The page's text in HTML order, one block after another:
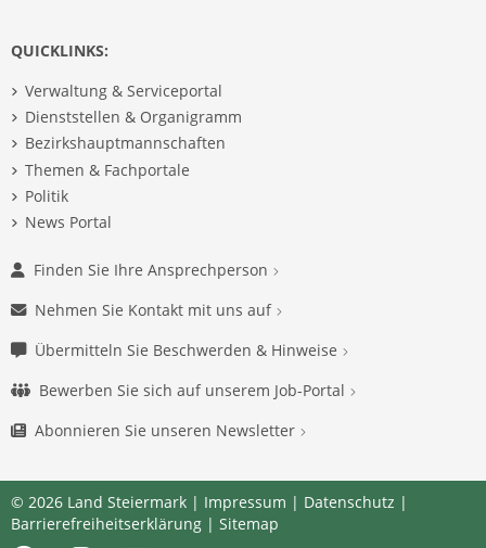
QUICKLINKS:
Verwaltung & Serviceportal
Dienststellen & Organigramm
Bezirkshauptmannschaften
Themen & Fachportale
Politik
News Portal
Finden Sie Ihre Ansprechperson
Nehmen Sie Kontakt mit uns auf
Übermitteln Sie Beschwerden & Hinweise
Bewerben Sie sich auf unserem Job-Portal
Abonnieren Sie unseren Newsletter
© 2026 Land Steiermark | Impressum | Datenschutz |
Barrierefreiheitserklärung | Sitemap